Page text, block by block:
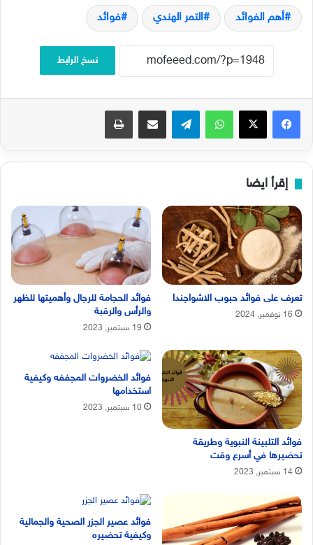
أهم الفوائد التمر الهندي فوائد
نسخ الرابط
فيسبوك‫X واتساب تيلقرام مشاركة عبر البريد طباعة
إقرأ ايضا
تعرف على فوائد حبوب الاشواجندا
16 نوفمبر, 2024
فوائد الحجامة للرجال وأهميتها للظهر
والرأس والرقبة
19 سبتمبر, 2023
فوائد التلبينة النبوية وطريقة
تحضيرها في أسرع وقت
14 سبتمبر, 2023
فوائد الخضروات المجففه وكيفية
استخدامها
10 سبتمبر, 2023
فوائد عصير الجزر الصحية والجمالية
وكيفية تحضيره